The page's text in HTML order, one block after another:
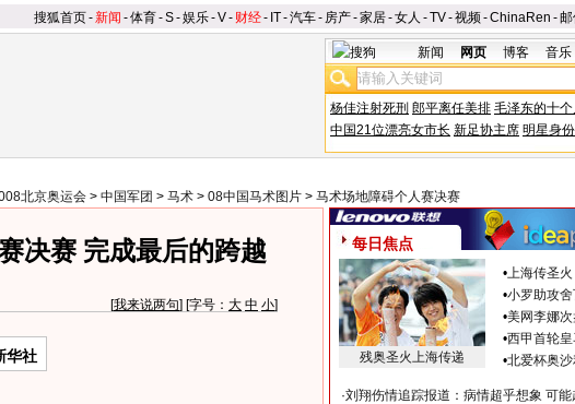
搜狐首页-新闻 -体育-S-娱乐-V- 财经- IT-汽车- 房产-家居-女人 -TV-视频-ChinaRen -
新闻 网页 博客 音乐
杨佳注射死刑 郎平离任美排 毛泽东的十
中国21位漂亮女市长 新足协主席 明星身
北京奥运会 > 中国军团 > 马术 > 08中国马术图片 > 马术场地障碍个人赛决赛
决赛 完成最后的跨越
[我来说两句] [字号： 大 中 小]
华社
每日焦点
残奥圣火上海传递
•上海传圣
•小罗助攻
•美网李娜
•西甲首轮
•北爱杯奥
·刘翔伤情追踪报道：病情超乎想象 可能